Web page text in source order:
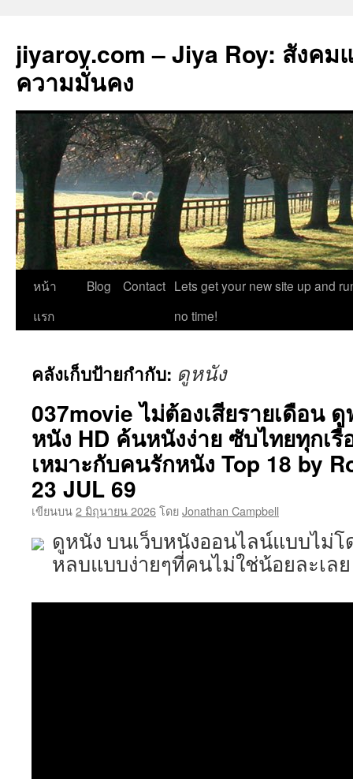
jiyaroy.com – Jiya Roy: สังค
ความมั่นคง
ข้าม
ไป
เนื้อหา
หน้า
แรก
Blog Contact Lets get your new site up and
no time!
คลังเก็บป้ายกำกับ: ดูหนัง
037movie ไม่ต้องเสียรายเดือน
หนัง HD ค้นหนังง่าย ซับไทยทุกเ
เหมาะกับคนรักหนัง Top 18 by
23 JUL 69
เขียนบน2 มิถุนายน 2026โดยJonathan Campbell
ดูหนัง บนเว็บหนังออนไลน์แบบไม่
หลบแบบง่ายๆที่คนไม่ใช่น้อยละเลย